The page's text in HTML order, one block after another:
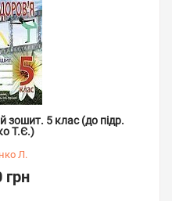
зошит. 5 клас (до підр.
Т.Є.)
Л.
грн